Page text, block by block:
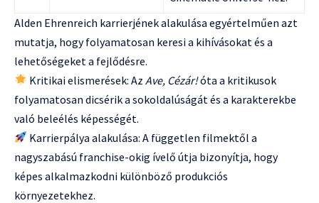
Alden Ehrenreich karrierjének alakulása egyértelműen azt
mutatja, hogy folyamatosan keresi a kihívásokat és a
lehetőségeket a fejlődésre.
Kritikai elismerések: AzAve, Cézár!óta a kritikusok
folyamatosan dicsérik a sokoldalúságát és a karakterekbe
való beleélés képességét.
Karrierpálya alakulása: A független filmektől a
nagyszabású franchise-okig ívelő útja bizonyítja, hogy
képes alkalmazkodni különböző produkciós
környezetekhez.